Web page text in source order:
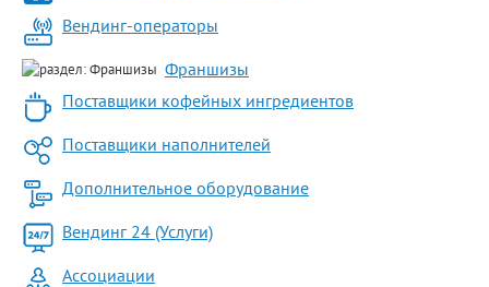
Вендинг-операторы
Франшизы
Поставщики кофейных ингредиентов
Поставщики наполнителей
Дополнительное оборудование
Вендинг 24 (Услуги)
Ассоциации